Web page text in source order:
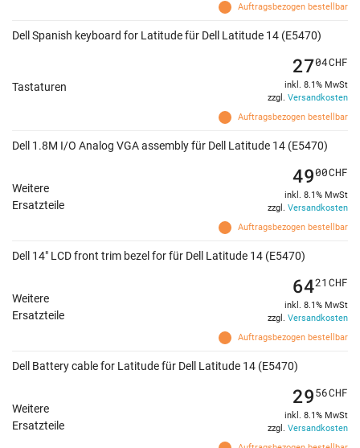
Auftragsbezogen bestellbar
Dell Spanish keyboard for Latitude für Dell Latitude 14 (E5470)
Tastaturen
Auftragsbezogen bestellbar
2704CHF
inkl. 8.1% MwSt
zzgl. Versandkosten
Dell 1.8M I/O Analog VGA assembly für Dell Latitude 14 (E5470)
Weitere
Ersatzteile
Auftragsbezogen bestellbar
4900CHF
inkl. 8.1% MwSt
zzgl. Versandkosten
Dell 14" LCD front trim bezel for für Dell Latitude 14 (E5470)
Weitere
Ersatzteile
Auftragsbezogen bestellbar
6421 CHF
inkl. 8.1% MwSt
zzgl. Versandkosten
Dell Battery cable for Latitude für Dell Latitude 14 (E5470)
Weitere
Ersatzteile
2956CHF
inkl. 8.1% MwSt
zzgl. Versandkosten